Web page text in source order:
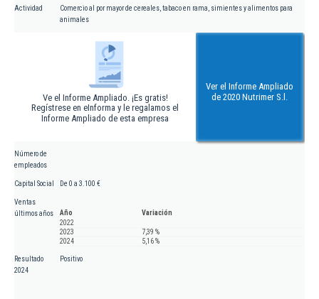
Actividad
Comercio al por mayor de cereales, tabaco en rama, simientes y alimentos para
animales
Ve el Informe Ampliado. ¡Es gratis!
Regístrese en eInforma y le regalamos el
Informe Ampliado de esta empresa
Ver el Informe Ampliado
de 2020 Nutrimer S.l.
Número de
empleados
Capital Social De 0 a 3.100 €
Ventas
últimos años
Año
Variación
2022
2023
7,39 %
2024
5,16 %
Resultado
2024
Positivo